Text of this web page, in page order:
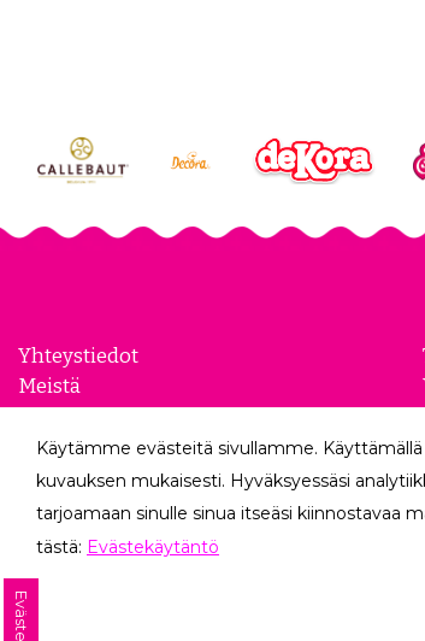
Yhteystiedot
Meistä
Yhteistyökumppanit
Yrityksille
Käytämme evästeitä sivullamme.
kuvauksen mukaisesti. Hyväksyessäsi
tarjoamaan sinulle sinua itseäsi kiinnostavaa
tästä: Evästekäytäntö
Evästeet